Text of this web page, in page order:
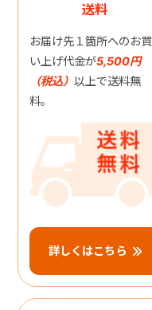
送料
お届け先１箇所へのお買
い上げ代金が5,500円
（税込） 以上で送料無
料。
詳しくはこちら